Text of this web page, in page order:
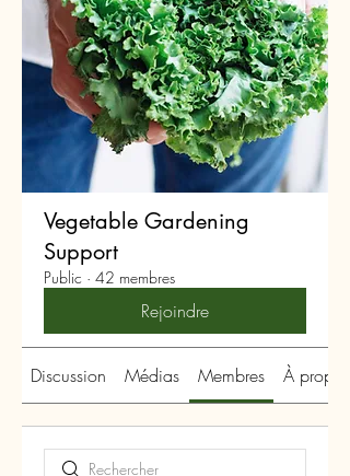
Vegetable Gardening
Support
Public · 42 membres
Rejoindre
Discussion Médias Membres À propos